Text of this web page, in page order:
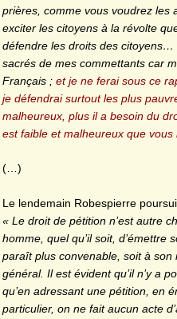
prières, comme vous voudrez les
exciter les citoyens à la révolte
défendre les droits des citoyens…
sacrés de mes commettants car
Français ; et je ne ferai sous ce
je défendrai surtout les plus
malheureux, plus il a besoin du
est faible et malheureux que vous
(…)
Le lendemain Robespierre
« Le droit de pétition n’est autre
homme, quel qu’il soit, d’émettre
paraît plus convenable, soit à son
général. Il est évident qu’il n’y a
qu’en adressant une pétition, en
particulier, on ne fait aucun acte